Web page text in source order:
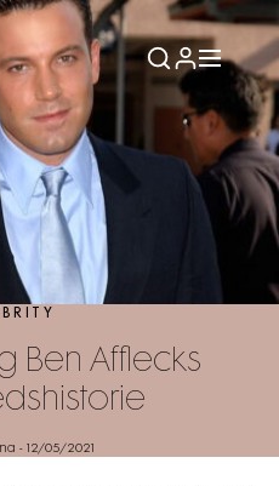
Ben Afflecks
- 12/05/2021